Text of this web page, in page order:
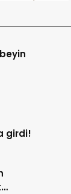
girdi!